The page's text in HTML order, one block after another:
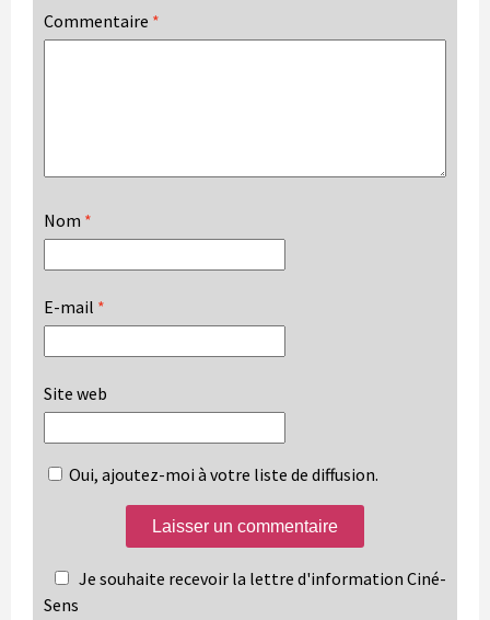
Commentaire *
Nom *
E-mail *
Site web
Oui, ajoutez-moi à votre liste de diffusion.
Je souhaite recevoir la lettre d'information Ciné-
Sens